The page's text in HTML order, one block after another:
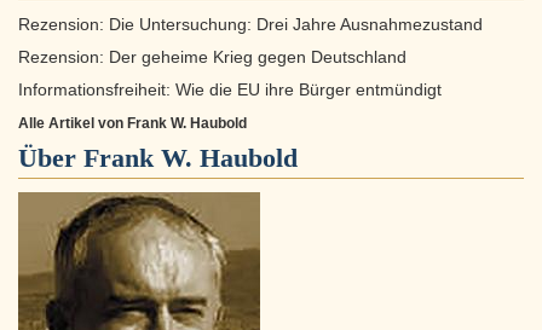
Rezension: Die Untersuchung: Drei Jahre Ausnahmezustand
Rezension: Der geheime Krieg gegen Deutschland
Informationsfreiheit: Wie die EU ihre Bürger entmündigt
Alle Artikel von Frank W. Haubold
Über Frank W. Haubold